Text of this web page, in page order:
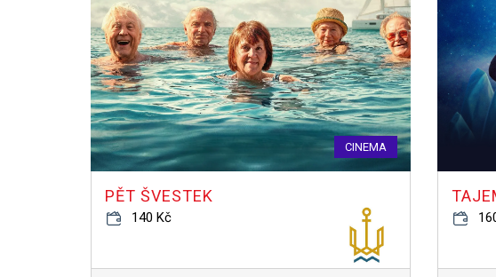
CINEMA
PĚT ŠVESTEK
140 Kč